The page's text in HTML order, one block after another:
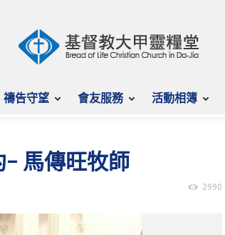
禱告守望 會友服務 活動相簿
– 馬傳旺牧師
2990